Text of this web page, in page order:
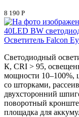
8 190 Р
Осветитель Falcon
Светодиодный
К, CRI > 95,
мощности 10–100%,
со шторками,
двухсторонний
поворотный
площадка для